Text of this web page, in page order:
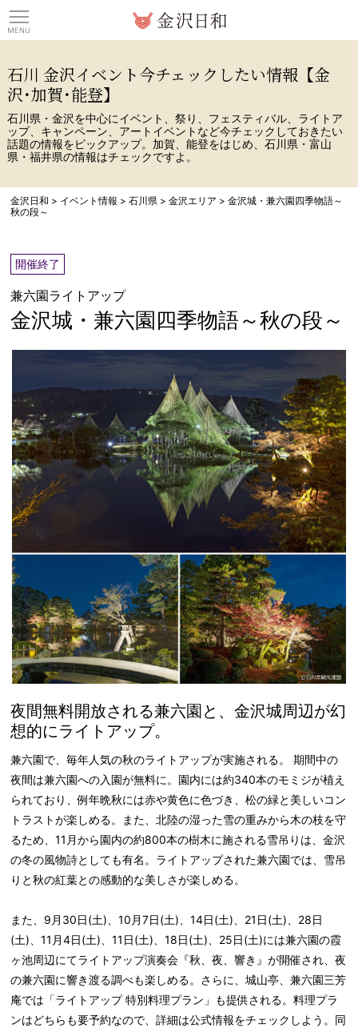
石川 金沢イベント今チェックしたい情報【金
沢･加賀･能登】
石川県・金沢を中心にイベント、祭り、フェスティバル、ライトア
ップ、キャンペーン、アートイベントなど今チェックしておきたい
話題の情報をピックアップ。加賀、能登をはじめ、石川県・富山
県・福井県の情報はチェックですよ。
金沢日和 > イベント情報 >石川県 >金沢エリア >金沢城・兼六園四季物語～
秋の段～
開催終了
兼六園ライトアップ
金沢城・兼六園四季物語～秋の段～
夜間無料開放される兼六園と、金沢城周辺が幻
想的にライトアップ。
兼六園で、毎年人気の秋のライトアップが実施される。 期間中の
夜間は兼六園への入園が無料に。園内には約340本のモミジが植え
られており、例年晩秋には赤や黄色に色づき、松の緑と美しいコン
トラストが楽しめる。また、北陸の湿った雪の重みから木の枝を守
るため、11月から園内の約800本の樹木に施される雪吊りは、金沢
の冬の風物詩としても有名。ライトアップされた兼六園では、雪吊
りと秋の紅葉との感動的な美しさが楽しめる。
また、9月30日(土)、10月7日(土)、14日(土)、21日(土)、28日
(土)、11月4日(土)、11日(土)、18日(土)、25日(土)には兼六園の霞
ヶ池周辺にてライトアップ演奏会『秋、夜、響き』が開催され、夜
の兼六園に響き渡る調べも楽しめる。さらに、城山亭、兼六園三芳
庵では「ライトアップ 特別料理プラン」も提供される。料理プラ
ンはどちらも要予約なので、詳細は公式情報をチェックしよう。同